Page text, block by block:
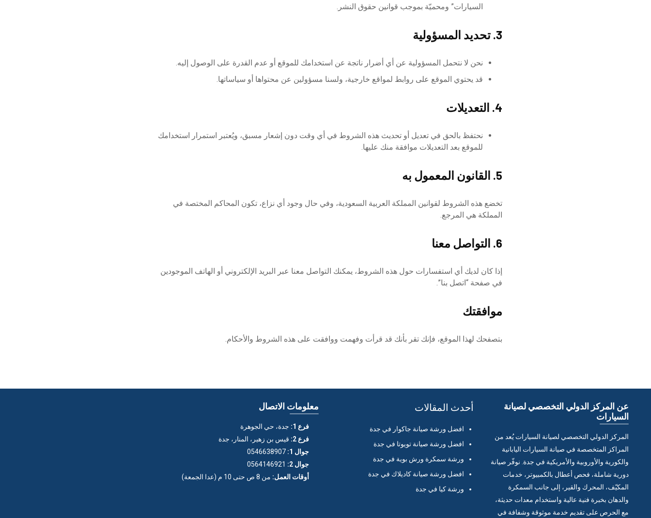
السيارات” ومحميّة بموجب قوانين حقوق النشر.
3. تحديد المسؤولية
نحن لا نتحمل المسؤولية عن أي أضرار ناتجة عن استخدامك للموقع أو عدم القدرة على الوصول إليه.
قد يحتوي الموقع على روابط لمواقع خارجية، ولسنا مسؤولين عن محتواها أو سياساتها.
4. التعديلات
نحتفظ بالحق في تعديل أو تحديث هذه الشروط في أي وقت دون إشعار مسبق، ويُعتبر استمرار استخدامك
للموقع بعد التعديلات موافقة منك عليها.
5. القانون المعمول به
تخضع هذه الشروط لقوانين المملكة العربية السعودية، وفي حال وجود أي نزاع، تكون المحاكم المختصة في
المملكة هي المرجع.
6. التواصل معنا
إذا كان لديك أي استفسارات حول هذه الشروط، يمكنك التواصل معنا عبر البريد الإلكتروني أو الهاتف الموجودين
في صفحة “اتصل بنا”.
موافقتك
بتصفحك لهذا الموقع، فإنك تقر بأنك قد قرأت وفهمت ووافقت على هذه الشروط والأحكام.
عن المركز الدولي التخصصي لصيانة
السيارات
المركز الدولي التخصصي لصيانة السيارات يُعد من
المراكز المتخصصة في صيانة السيارات اليابانية
والكورية والأوروبية والأمريكية في جدة. نوفّر صيانة
دورية شاملة، فحص أعطال بالكمبيوتر، خدمات
المكيّف، المحرك والقير، إلى جانب السمكرة
والدهان بخبرة فنية عالية واستخدام معدات حديثة،
مع الحرص على تقديم خدمة موثوقة وشفافة في
أحدث المقالات
افضل ورشة صيانة جاكوار في جدة
افضل ورشة صيانة تويوتا في جدة
ورشة سمكرة ورش بوية في جدة
افضل ورشة صيانة كاديلاك في جدة
ورشة كيا في جدة
معلومات الاتصال
فرع 1:
جدة، حي الجوهرة
فرع 2:
قيس بن زهير، المنار، جدة
جوال 1:
0546638907
جوال 2:
0564146921
أوقات العمل: من 8 ص حتى 10 م (عدا الجمعة)